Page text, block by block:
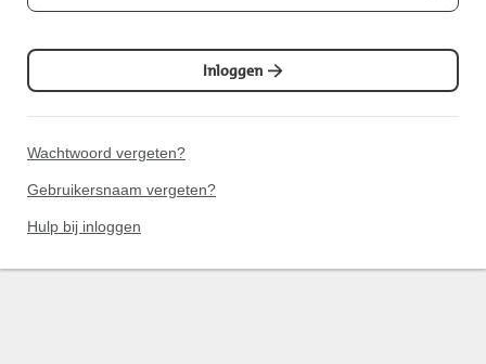
Inloggen
Wachtwoord vergeten?
Gebruikersnaam vergeten?
Hulp bij inloggen